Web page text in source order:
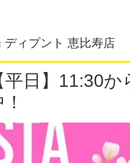
ディプント 恵比寿店
平日】11:30